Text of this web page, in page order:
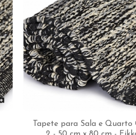
Tapete para Sala e Quarto